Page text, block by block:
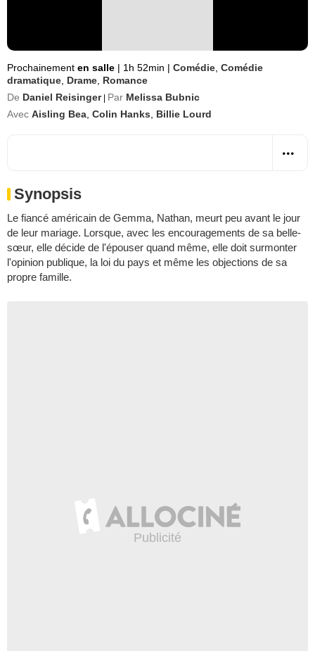
Prochainement en salle | 1h 52min | Comédie Comédie
dramatique Drame Romance
De Daniel Reisinger Par Melissa Bubnic
Avec Aisling Bea Colin Hanks Billie Lourd
Synopsis
Le fiancé américain de Gemma, Nathan, meurt peu avant le jour
de leur mariage. Lorsque, avec les encouragements de sa belle-
sœur, elle décide de l'épouser quand même, elle doit surmonter
l'opinion publique, la loi du pays et même les objections de sa
propre famille.